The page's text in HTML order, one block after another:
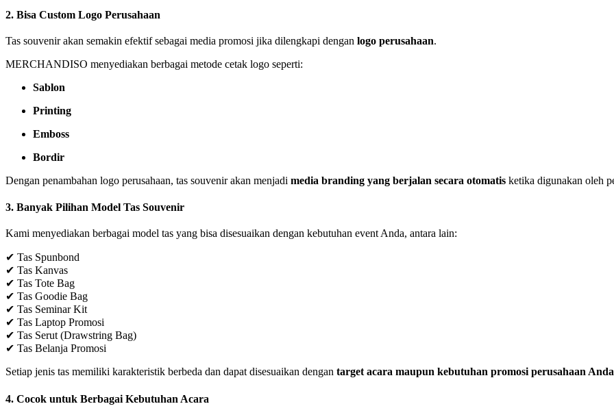
2. Bisa Custom Logo Perusahaan
Tas souvenir akan semakin efektif sebagai media promosi jika dilengkapi dengan logo perusahaan.
MERCHANDISO menyediakan berbagai metode cetak logo seperti:
Sablon
Printing
Emboss
Bordir
Dengan penambahan logo perusahaan, tas souvenir akan menjadi media branding yang berjalan secara otomatis ketika digunakan oleh
3. Banyak Pilihan Model Tas Souvenir
Kami menyediakan berbagai model tas yang bisa disesuaikan dengan kebutuhan event Anda, antara lain:
✔ Tas Spunbond
✔ Tas Kanvas
✔ Tas Tote Bag
✔ Tas Goodie Bag
✔ Tas Seminar Kit
✔ Tas Laptop Promosi
✔ Tas Serut (Drawstring Bag)
✔ Tas Belanja Promosi
Setiap jenis tas memiliki karakteristik berbeda dan dapat disesuaikan dengan target acara maupun kebutuhan promosi perusahaan Anda
4. Cocok untuk Berbagai Kebutuhan Acara